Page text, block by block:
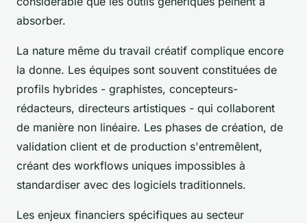
absorber.
La nature même du travail créatif complique encore
la donne. Les équipes sont souvent constituées de
profils hybrides - graphistes, concepteurs-
rédacteurs, directeurs artistiques - qui collaborent
de manière non linéaire. Les phases de création, de
validation client et de production s'entremêlent,
créant des workflows uniques impossibles à
standardiser avec des logiciels traditionnels.
Les enjeux financiers spécifiques au secteur